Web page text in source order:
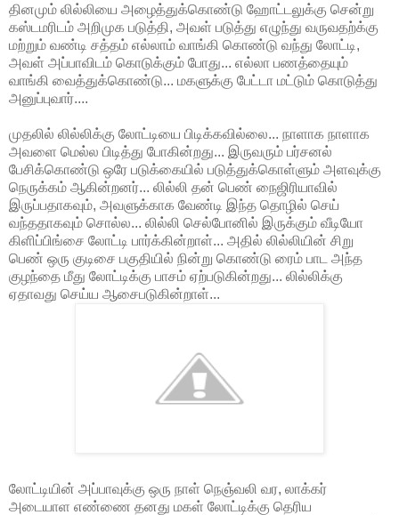
தினமும் லில்லியை அழைத்துக்கொண்டு ஹோட்டலுக்கு சென்று
கஸ்டமரிடம் அறிமுக படுத்தி, அவள் படுத்து எழுந்து வருவதற்க்கு
மற்றும் வண்டி சத்தம் எல்லாம் வாங்கி கொண்டு வந்து லோட்டி,
அவள் அப்பாவிடம் கொடுக்கும் போது... எல்லா பணத்தையும்
வாங்கி வைத்துக்கொண்டு... மகளுக்கு பேட்டா மட்டும் கொடுத்து
அனுப்புவார்....
முதலில் லில்லிக்கு லோட்டியை பிடிக்கவில்லை... நாளாக நாளாக
அவளை மெல்ல பிடித்து போகின்றது... இருவரும் பர்சனல்
பேசிக்கொண்டு ஒரே படுக்கையில் படுத்துக்கொள்ளும் அளவுக்கு
நெருக்கம் ஆகின்றனர்... லில்லி தன் பெண் நைஜிரியாவில்
இருப்பதாகவும், அவளுக்காக வேண்டி இந்த தொழில் செய்
வந்ததாகவும் சொல்ல... லில்லி செல்போனில் இருக்கும் வீடியோ
கிளிப்பிங்சை லோட்டி பார்க்கின்றாள்... அதில் லில்லியின் சிறு
பெண் ஒரு குடிசை பகுதியில் நின்று கொண்டு ரைம் பாட அந்த
குழந்தை மீது லோட்டிக்கு பாசம் ஏற்படுகின்றது... லில்லிக்கு
ஏதாவது செய்ய ஆசைபடுகின்றாள்...
லோட்டியின் அப்பாவுக்கு ஒரு நாள் நெஞ்வலி வர, லாக்கர்
அடையாள எண்ணை தனது மகள் லோட்டிக்கு தெரிய